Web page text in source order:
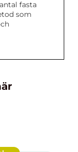
fasta
som